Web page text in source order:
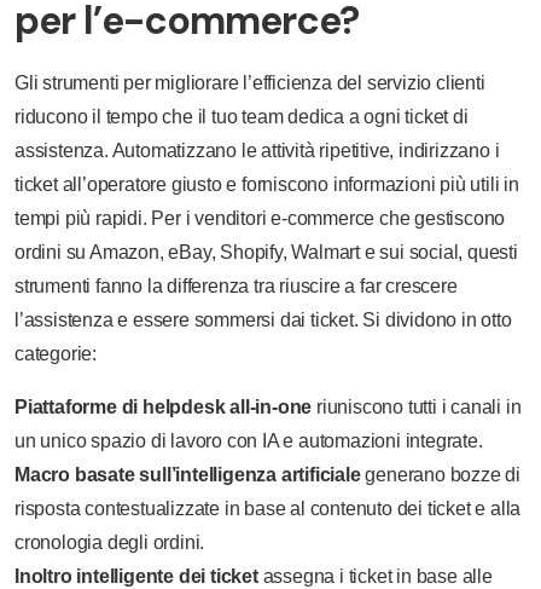
per l’e-commerce?
Gli strumenti per migliorare l’efficienza del servizio clienti
riducono il tempo che il tuo team dedica a ogni ticket di
assistenza. Automatizzano le attività ripetitive, indirizzano i
ticket all’operatore giusto e forniscono informazioni più utili in
tempi più rapidi. Per i venditori e-commerce che gestiscono
ordini su Amazon, eBay, Shopify, Walmart e sui social, questi
strumenti fanno la differenza tra riuscire a far crescere
l’assistenza e essere sommersi dai ticket. Si dividono in otto
categorie:
Piattaforme di helpdesk all-in-one riuniscono tutti i canali in
un unico spazio di lavoro con IA e automazioni integrate.
Macro basate sull’intelligenza artificialegenerano bozze di
risposta contestualizzate in base al contenuto dei ticket e alla
cronologia degli ordini.
Inoltro intelligente dei ticketassegna i ticket in base alle